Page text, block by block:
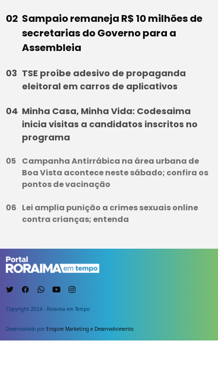
Sampaio remaneja R$ 10 milhões de
secretarias do Governo para a
Assembleia
TSE proíbe adesivo de propaganda
eleitoral em carros de aplicativos
Minha Casa, Minha Vida: Codesaima
inicia visitas a candidatos inscritos no
programa
Campanha Antirrábica na área urbana de
Boa Vista acontece neste sábado; confira os
pontos de vacinação
Lei amplia punição a crimes sexuais online
contra crianças; entenda
Copyright 2024 - Roraima em Tempo
Desenvolvido por Enspire Marketing e Desenvolvimento